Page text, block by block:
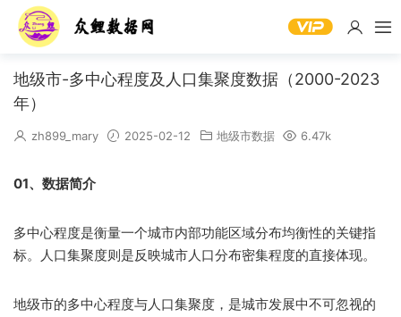
地级市-多中心程度及人口集聚度数据（2000-2023
年）
zh899_mary 2025-02-12 地级市数据 6.47k
01、数据简介
多中心程度是衡量一个城市内部功能区域分布均衡性的关键指
标。人口集聚度则是反映城市人口分布密集程度的直接体现。
地级市的多中心程度与人口集聚度，是城市发展中不可忽视的